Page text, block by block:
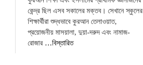
কেন্দ্র ছিল এসব সকালের মক্তব। সেখানে স্কুলের
শিক্ষার্থীরা শুদ্ধভাবে কুরআন তেলাওয়াত,
প্রয়োজনীয় মাসয়ালা, দুয়া-দরুদ এবং নামাজ-
রোজার …বিস্তারিত